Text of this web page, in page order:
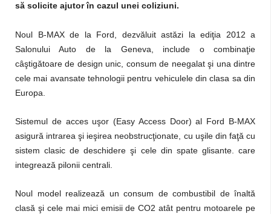
să solicite ajutor în cazul unei coliziuni.
Noul B-MAX de la Ford, dezvăluit astăzi la ediţia 2012 a
Salonului Auto de la Geneva, include o combinaţie
câştigătoare de design unic, consum de neegalat şi una dintre
cele mai avansate tehnologii pentru vehiculele din clasa sa din
Europa.
Sistemul de acces uşor (Easy Access Door) al Ford B-MAX
asigură intrarea şi ieşirea neobstrucţionate, cu uşile din faţă cu
sistem clasic de deschidere şi cele din spate glisante. care
integrează pilonii centrali.
Noul model realizează un consum de combustibil de înaltă
clasă şi cele mai mici emisii de CO2 atât pentru motoarele pe